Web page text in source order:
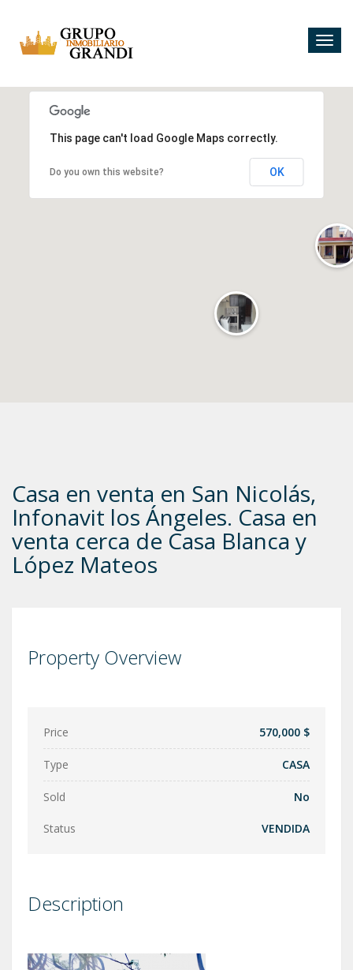
10
2
This page can't load Google Maps correctly.
Do you own this website? OK
Casa en venta en San Nicolás,
Infonavit los Ángeles. Casa en
venta cerca de Casa Blanca y
López Mateos
Property Overview
Price 570,000 $
Type CASA
Sold No
Status VENDIDA
Description